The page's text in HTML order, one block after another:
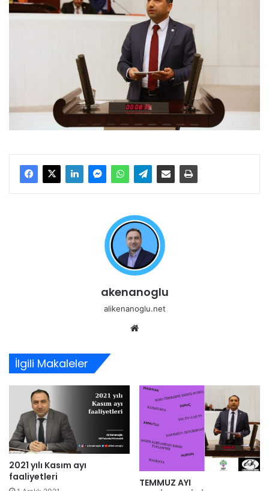
akenanoglu
alikenanoglu.net
İlgili Makaleler
2021 yılı Kasım ayı
faaliyetleri
TEMMUZ AYI